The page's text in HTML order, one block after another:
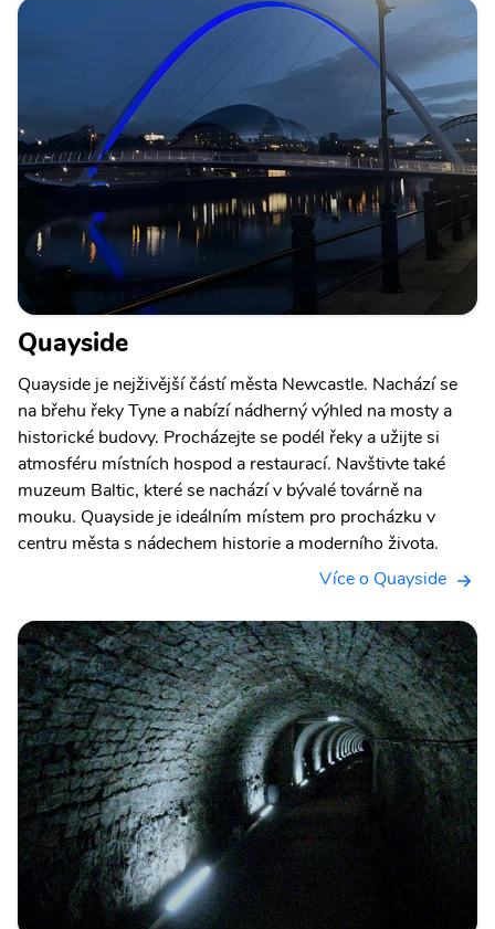
Quayside
Quayside je nejživější částí města Newcastle. Nachází se
na břehu řeky Tyne a nabízí nádherný výhled na mosty a
historické budovy. Procházejte se podél řeky a užijte si
atmosféru místních hospod a restaurací. Navštivte také
muzeum Baltic, které se nachází v bývalé továrně na
mouku. Quayside je ideálním místem pro procházku v
centru města s nádechem historie a moderního života.
Více o Quayside